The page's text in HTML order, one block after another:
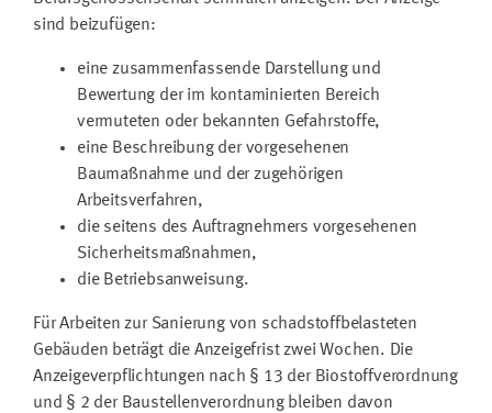
sind beizufügen:
eine zusammenfassende Darstellung und
Bewertung der im kontaminierten Bereich
vermuteten oder bekannten Gefahrstoffe,
eine Beschreibung der vorgesehenen
Baumaßnahme und der zugehörigen
Arbeitsverfahren,
die seitens des Auftragnehmers vorgesehenen
Sicherheitsmaßnahmen,
die Betriebsanweisung.
Für Arbeiten zur Sanierung von schadstoffbelasteten
Gebäuden beträgt die Anzeigefrist zwei Wochen. Die
Anzeigeverpflichtungen nach § 13 der Biostoffverordnung
und § 2 der Baustellenverordnung bleiben davon